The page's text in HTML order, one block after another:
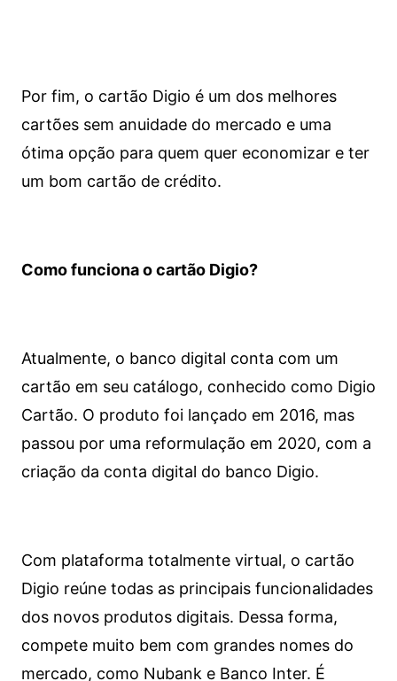
Por fim, o cartão Digio é um dos melhores
cartões sem anuidade do mercado e uma
ótima opção para quem quer economizar e ter
um bom cartão de crédito.
Como funciona o cartão Digio?
Atualmente, o banco digital conta com um
cartão em seu catálogo, conhecido como Digio
Cartão. O produto foi lançado em 2016, mas
passou por uma reformulação em 2020, com a
criação da conta digital do banco Digio.
Com plataforma totalmente virtual, o cartão
Digio reúne todas as principais funcionalidades
dos novos produtos digitais. Dessa forma,
compete muito bem com grandes nomes do
mercado, como Nubank e Banco Inter. É